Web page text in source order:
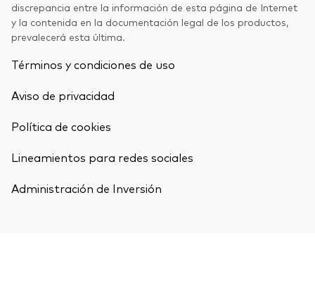
discrepancia entre la información de esta página de Internet
y la contenida en la documentación legal de los productos,
prevalecerá esta última.
Términos y condiciones de uso
Aviso de privacidad
Política de cookies
Lineamientos para redes sociales
Administración de Inversión